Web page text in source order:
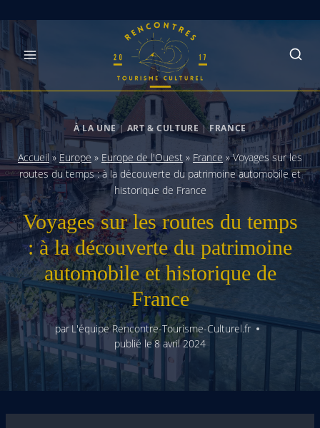
Skip
to
content
À LA UNE | ART & CULTURE |FRANCE
Accueil » Europe » Europe de l'Ouest » France »Voyages sur les
routes du temps : à la découverte du patrimoine automobile et
historique de France
Voyages sur les routes du temps
: à la découverte du patrimoine
automobile et historique de
France
par L'équipe Rencontre-Tourisme-Culturel.fr
publié le8 avril 2024